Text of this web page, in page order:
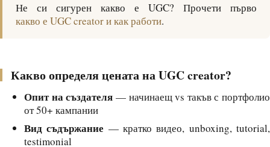
Не си сигурен какво е UGC? Прочети първо
какво е UGC creator и как работи.
Какво определя цената на UGC creator?
Опит на създателя — начинаещ vs такъв с портфолио
от 50+ кампании
Вид съдържание — кратко видео, unboxing, tutorial,
testimonial